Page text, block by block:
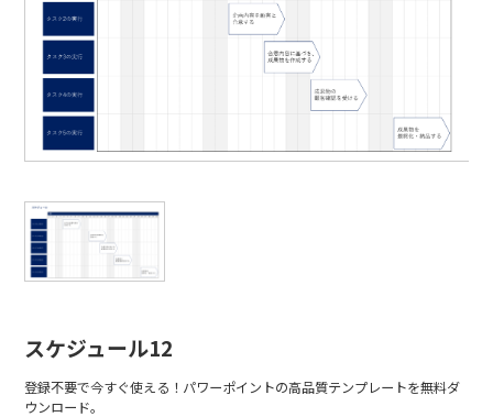
スケジュール12
登録不要で今すぐ使える！パワーポイントの高品質テンプレートを無料ダ
ウンロード。